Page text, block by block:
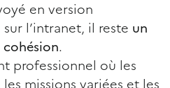
en version
l’intranet, il reste un
.
professionnel où les
missions variées et les